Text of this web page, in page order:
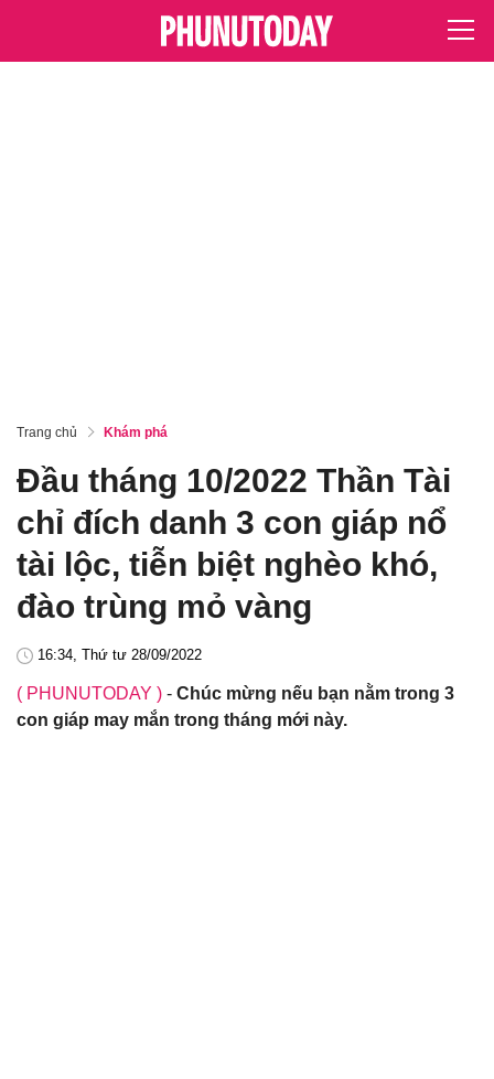
Trang chủ Khám phá
Đầu tháng 10/2022 Thần Tài
chỉ đích danh 3 con giáp nổ
tài lộc, tiễn biệt nghèo khó,
đào trùng mỏ vàng
16:34, Thứ tư 28/09/2022
( PHUNUTODAY ) - Chúc mừng nếu bạn nằm trong 3
con giáp may mắn trong tháng mới này.